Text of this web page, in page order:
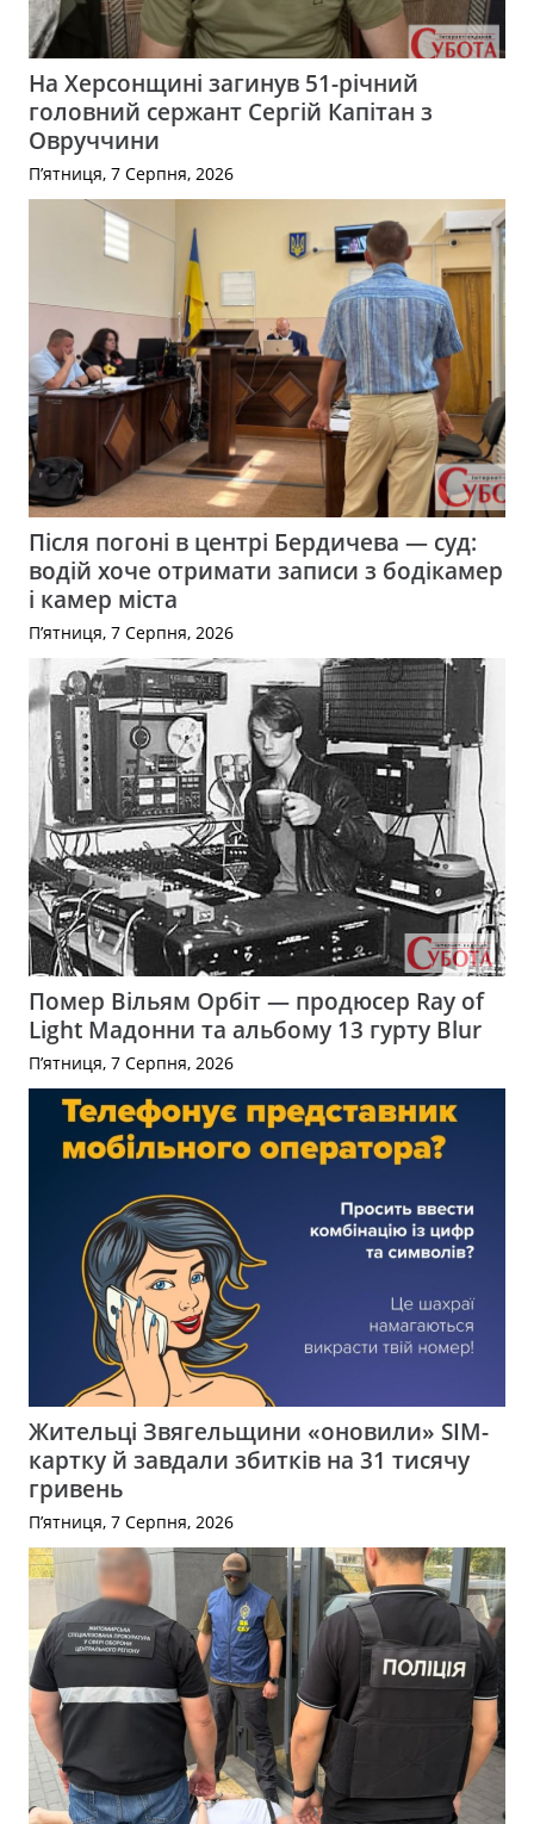
На Херсонщині загинув 51-річний
головний сержант Сергій Капітан з
Овруччини
П’ятниця, 7 Серпня, 2026
Після погоні в центрі Бердичева — суд:
водій хоче отримати записи з бодікамер
і камер міста
П’ятниця, 7 Серпня, 2026
Помер Вільям Орбіт — продюсер Ray of
Light Мадонни та альбому 13 гурту Blur
П’ятниця, 7 Серпня, 2026
Жительці Звягельщини «оновили» SIM-
картку й завдали збитків на 31 тисячу
гривень
П’ятниця, 7 Серпня, 2026